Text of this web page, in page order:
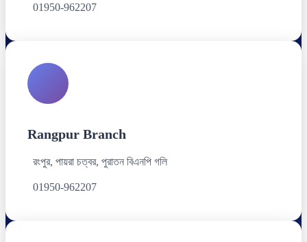
01950-962207
Rangpur Branch
রংপুর, পায়রা চত্বর, পুরাতন বিএনপি গলি
01950-962207